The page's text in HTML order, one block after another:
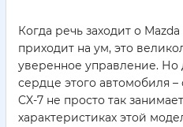
Когда речь заходит о
приходит на ум, это
уверенное управление. Но
сердце этого автомобиля
CX-7 не просто так
характеристиках этой